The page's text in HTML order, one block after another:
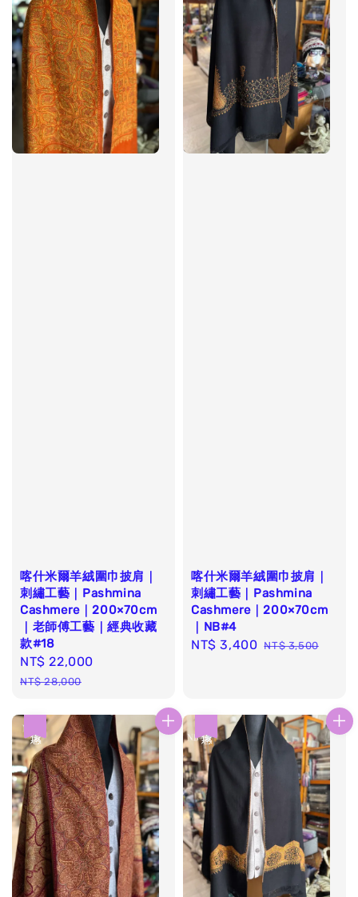
喀什米爾羊絨圍巾披肩｜
刺繡工藝｜Pashmina
Cashmere｜200×70cm
｜老師傅工藝｜經典收藏
款#18
Sale
price
NT$ 22,000
NT$ 28,000
喀什米爾羊絨圍巾披肩｜
刺繡工藝｜Pashmina
Cashmere｜200×70cm
｜NB#4
Sale
NT$ 3,400 Regular
NT$ 3,500